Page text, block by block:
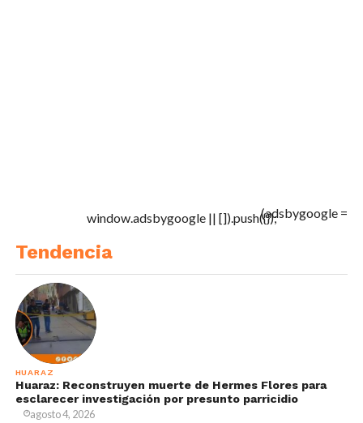
(adsbygoogle =
window.adsbygoogle || []).push({});
Tendencia
HUARAZ
Huaraz: Reconstruyen muerte de Hermes Flores para
esclarecer investigación por presunto parricidio
agosto 4, 2026